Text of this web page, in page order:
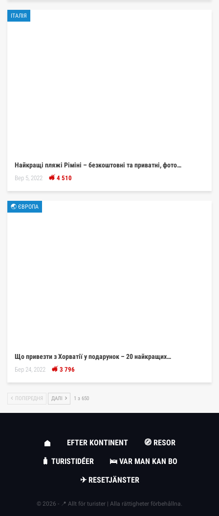
ІТАЛІЯ
Найкращі пляжі Ріміні – безкоштовні та приватні, фото…
Вер 5, 2022 4 510
🌏 ЄВРОПА
Що привезти з Хорватії у подарунок – 20 найкращих…
Бер 24, 2022 3 796
ПОПЕРЕДНЯ ДАЛІ 1 з 650
EFTER KONTINENT
🧭 RESOR
🧳 TURISTIDÉER
🛌 VAR MAN KAN BO
✈ RESETJÄNSTER
© 2026 - 📍 Allt för turister | Alla rättigheter förbehållna.